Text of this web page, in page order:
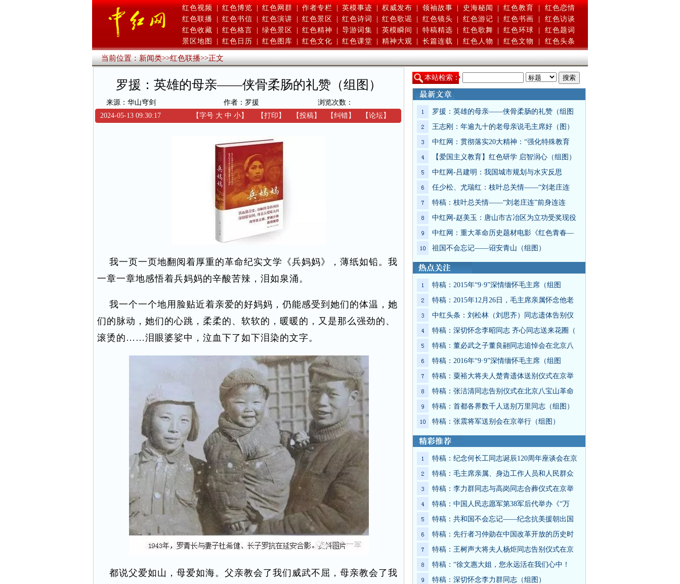
红色视频 | 红色博览 | 红色网群 | 作者专栏 | 英模事迹 | 权威发布 | 领袖故事 | 史海秘闻 | 红色教育 |
红色恋情
红色联播
红色书信 红色演讲 红色景区 红色诗词 红色歌谣 红色镜头 红色游记 红色书画
红色访谈
红色收藏
红色格言 绿色景区 红色精神 导游词集 英模瞬间 特稿精选 红色歌舞 红色环球
红色题词
景区地图
红色日历 红色图库 红色文化 红色课堂 精神大观 长篇连载 红色人物 红色文物 红色头条
当前位置：新闻类>>红色联播>>正文
罗援：英雄的母亲——侠骨柔肠的礼赞（组图）
来源：华山穹剑 作者：罗援
浏览次数：
2024-05-13 09:30:17
【字号 大 中 小】 【打印 】 【投稿】 【纠错】 【论坛】
我一页一页地翻阅着厚重的革命纪实文学《兵妈妈》，薄纸如铅。我
一章一章地感悟着兵妈妈的辛酸苦辣，泪如泉涌。
我一个一个地用脸贴近着亲爱的好妈妈，仍能感受到她们的体温，她
们的脉动，她们的心跳，柔柔的、软软的，暖暖的，又是那么强劲的、
滚烫的……泪眼婆娑中，泣血下了如下泪染的文字。
都说父爱如山，母爱如海。父亲教会了我们威武不屈，母亲教会了我
本站检索：
罗援：英雄的母亲——侠骨柔肠的礼赞（组图
王志刚：年逾九十的老母亲说毛主席好（图）
中红网：贯彻落实20大精神：“强化特殊教育
【爱国主义教育】红色研学 启智润心（组图）
中红网-吕建明：我国城市规划与水灾反思
任少松、尤瑞红：枝叶总关情——“刘老庄连
特稿：枝叶总关情——“刘老庄连”前身连连
中红网-赵美玉：唐山市古冶区为立功受奖现役
中红网：重大革命历史题材电影《红色青春—
祖国不会忘记——诏安青山（组图）
特稿：2015年“9·9”深情缅怀毛主席（组图
特稿：2015年12月26日，毛主席亲属怀念他老
中红头条：刘松林（刘思齐）同志遗体告别仪
特稿：深切怀念李昭同志 齐心同志送来花圈（
特稿：董必武之子董良翮同志追悼会在北京八
特稿：2016年“9·9”深情缅怀毛主席（组图
特稿：粟裕大将夫人楚青遗体送别仪式在京举
特稿：张洁清同志告别仪式在北京八宝山革命
特稿：首都各界数千人送别万里同志（组图）
特稿：张震将军送别会在京举行（组图）
特稿：纪念何长工同志诞辰120周年座谈会在京
特稿：毛主席亲属、身边工作人员和人民群众
特稿：李力群同志与高岗同志合葬仪式在京举
特稿：中国人民志愿军第38军后代举办《“万
特稿：共和国不会忘记——纪念抗美援朝出国
特稿：先行者习仲勋在中国改革开放的历史时
特稿：王树声大将夫人杨炬同志告别仪式在京
特稿：“徐文惠大姐，您永远活在我们心中！
特稿：深切怀念李力群同志（组图）